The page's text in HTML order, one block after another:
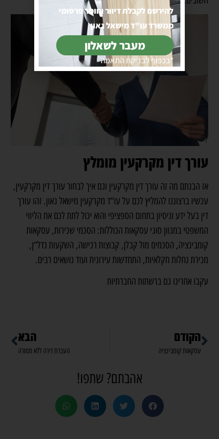
עורך דין מקרקעין מומלץ
אז הבנתם מה זה עורך דין מקרקעין וגם איך לבחור עורך דין מקרקעין,
עכשיו ברצוננו להמליץ לכם על עו“ד מקרקעין מישאל גאון. זהו עורך
דין בעל ידע וניסיון בתחום הספציפי והוא יכול לתת לכם את הליווי
המשפטי במגוון סוגי עסקאות הכוללות: הסכמי שכירות, עסקאות
קומבינציה, הסכמים מול קבלן, קבוצות רכישה, השקעות נדל“ן,
מכירת נחלות חקלאיות, התחדשות עירונית ועוד נושאים רבים.
עקבו אחרינו גםברשתות החברתיות
הקודם
עסקאות קומבינציה
הבא
העברת דירה ללא תמורה
אהבתם? שתפו!
להירשם לקבלת דיוור וחומר פרסומי
ממשרד עו"ד מישאל גאון
מעבר לשאלון
*בכפוף לבדיקת התאמה